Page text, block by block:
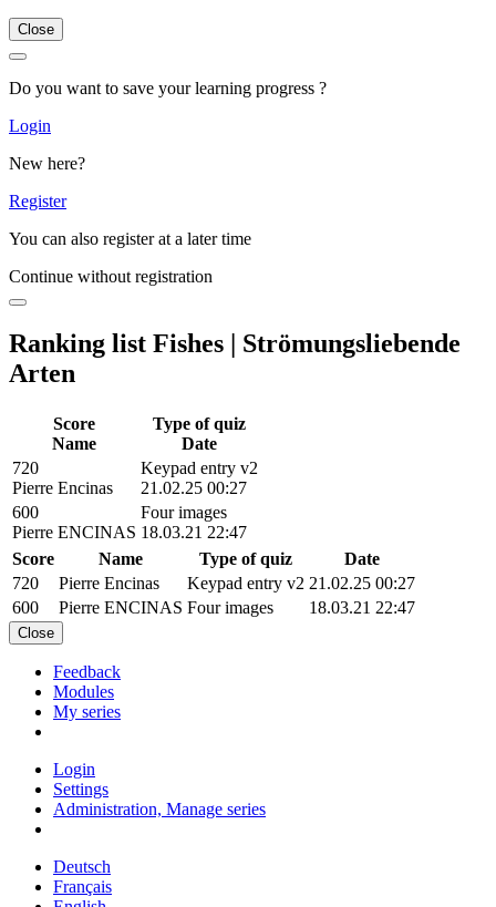
Close
Do you want to save your learning progress ?
Login
New here?
Register
You can also register at a later time
Continue without registration
Ranking list Fishes | Strömungsliebende
Arten
Score
Name
Type of quiz
Date
720
Pierre Encinas
Keypad entry v2
21.02.25 00:27
600
Pierre ENCINAS
Four images
18.03.21 22:47
Score
Name Type of quiz
Date
720
Pierre Encinas Keypad entry v2 21.02.25 00:27
600
Pierre ENCINAS Four images 18.03.21 22:47
Close
Feedback
Modules
My series
Login
Settings
Administration, Manage series
Deutsch
Français